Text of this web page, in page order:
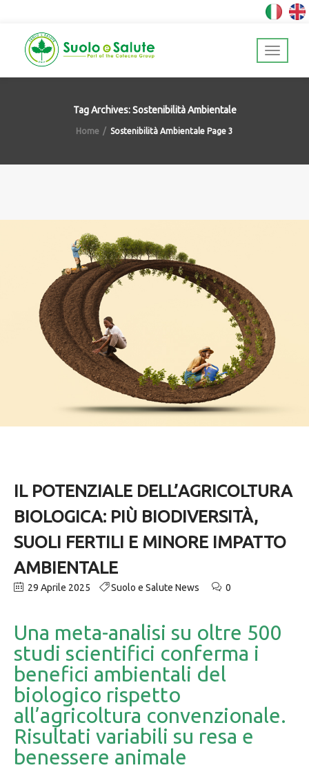
Tag Archives: Sostenibilità Ambientale
Home Sostenibilità Ambientale Page 3
IL POTENZIALE DELL’AGRICOLTURA
BIOLOGICA: PIÙ BIODIVERSITÀ,
SUOLI FERTILI E MINORE IMPATTO
AMBIENTALE
29 Aprile 2025 Suolo e Salute News 0
Una meta-analisi su oltre 500
studi scientifici conferma i
benefici ambientali del
biologico rispetto
all’agricoltura convenzionale.
Risultati variabili su resa e
benessere animale